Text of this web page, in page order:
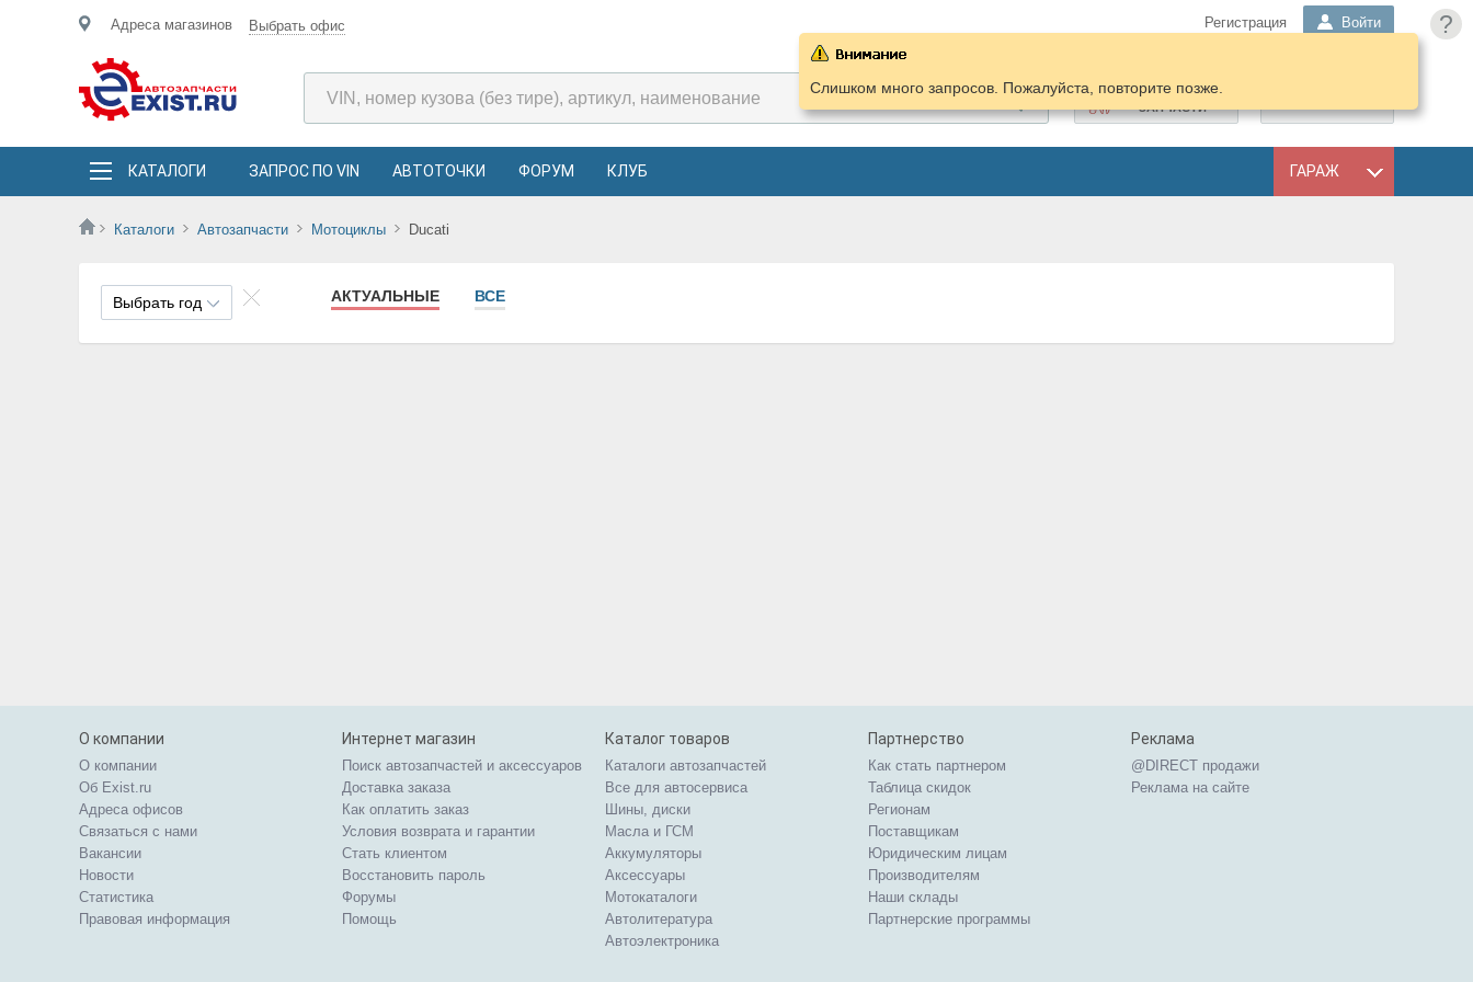
?
Адреса магазинов Выбрать офис Регистрация Войти
ПОДОБРАТЬ
ЗАПЧАСТИ
КАТАЛОГИ ЗАПРОС ПО VIN АВТОТОЧКИ ФОРУМ КЛУБ ГАРАЖ
Каталоги Автозапчасти Мотоциклы Ducati
Слишком много запросов. Пожалуйста, повторите позже.
Выбрать год АКТУАЛЬНЫЕ ВСЕ
О компании
О компании
Об Exist.ru
Адреса офисов
Связаться с нами
Вакансии
Новости
Статистика
Правовая информация
Интернет магазин
Поиск автозапчастей и аксессуаров
Доставка заказа
Как оплатить заказ
Условия возврата и гарантии
Стать клиентом
Восстановить пароль
Форумы
Помощь
Каталог товаров
Каталоги автозапчастей
Все для автосервиса
Шины, диски
Масла и ГСМ
Аккумуляторы
Аксессуары
Мотокаталоги
Автолитература
Автоэлектроника
Партнерство
Как стать партнером
Таблица скидок
Регионам
Поставщикам
Юридическим лицам
Производителям
Наши склады
Партнерские программы
Реклама
@DIRECT продажи
Реклама на сайте